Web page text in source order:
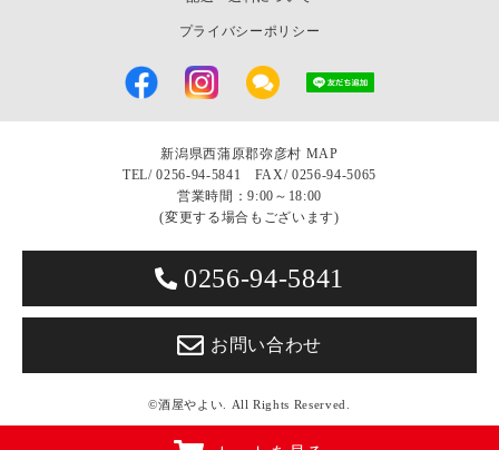
プライバシーポリシー
新潟県西蒲原郡弥彦村 MAP
TEL/0256-94-5841 FAX/ 0256-94-5065
営業時間：9:00～18:00
(変更する場合もございます)
0256-94-5841
お問い合わせ
©酒屋やよい. All Rights Reserved.